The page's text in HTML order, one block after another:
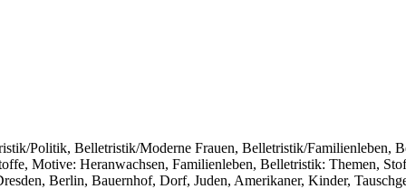
Politik, Belletristik/Moderne Frauen, Belletristik/Familienleben,
Motive: Heranwachsen, Familienleben, Belletristik: Themen,
Berlin, Bauernhof, Dorf, Juden, Amerikaner, Kinder,